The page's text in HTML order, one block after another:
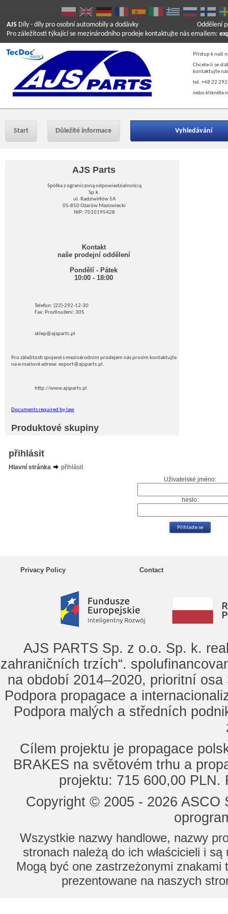
AJS Díly - díly pro osobní automobily a dodávky
Pro záležitosti týkající se mezinárodního prodeje kontaktujte nás emailem:
Oddělení
Přístup k naší
Chcete-li se
kontaktujte
tel. +48 22
nebo klikněte
Start Důležité informace Vyhledávání
AJS Parts
Spółka z ograniczoną odpowiedzialnością
Sp.k.
ul. Radziwiłłów 5A
05-850 Ożarów Mazowiecki
NIP: 7010195428
Kontakt
naše prodejní oddělení
Pondělí - Pátek
10:00 - 18:00
Telefon: (22)-292-12-30
Fax: Prodloužení: 305
sklep@ajsparts.pl
Pro záležitosti spojené s mezinárodním prodejem nás prosím kontaktujte
na e-mailové adrese: export@ajsparts.pl.
http://www.ajsparts.pl
Documents required by law
Produktové skupiny
přihlásit
Hlavní stránka
přihlásit
Uživatelské jméno:
heslo:
Privacy Policy Contact
AJS PARTS Sp. z o.o. Sp. k.
zahraničních trzích“.
na období 2014–2020, prioritní
Podpora propagace a
Podpora malých a středních
Cílem projektu je propagace
BRAKES na světovém trhu a
projektu: 715 600,00
Copyright © 2005 - 2026
Wszystkie nazwy handlowe, nazwy
stronach należą do ich właścicieli i
Mogą być one zastrzeżonymi znakami
prezentowane na naszych